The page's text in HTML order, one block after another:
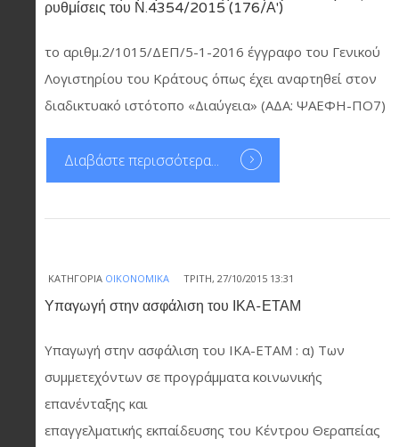
ρυθμίσεις του Ν.4354/2015 (176/Α')
το αριθμ.2/1015/ΔΕΠ/5-1-2016 έγγραφο του Γενικού
Λογιστηρίου του Κράτους όπως έχει αναρτηθεί στον
διαδικτυακό ιστότοπο «Διαύγεια» (ΑΔΑ: ΨΑΕΦΗ-ΠΟ7)
Διαβάστε περισσότερα...
ΚΑΤΗΓΟΡΊΑ ΟΙΚΟΝΟΜΙΚΆ ΤΡΊΤΗ, 27/10/2015 13:31
Υπαγωγή στην ασφάλιση του ΙΚΑ-ΕΤΑΜ
Υπαγωγή στην ασφάλιση του ΙΚΑ-ΕΤΑΜ : α) Των
συμμετεχόντων σε προγράμματα κοινωνικής
επανένταξης και
επαγγελματικής εκπαίδευσης του Κέντρου Θεραπείας